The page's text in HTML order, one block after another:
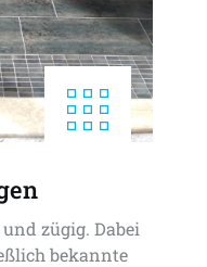
zügig. Dabei
bekannte